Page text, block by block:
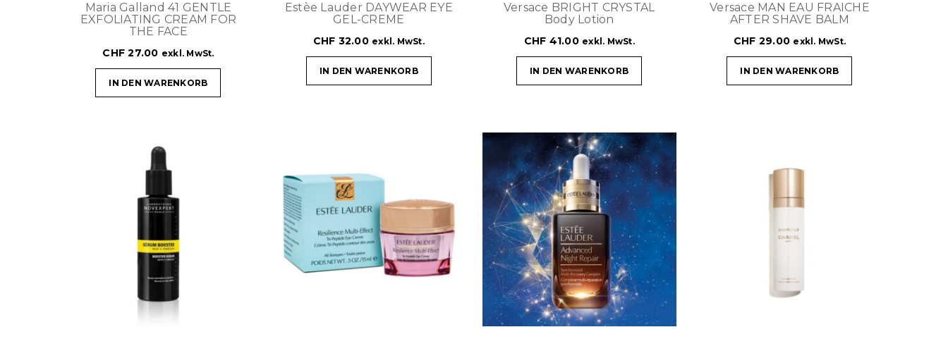
Maria Galland 41 GENTLE
EXFOLIATING CREAM FOR
THE FACE
CHF 27.00 exkl. MwSt.
IN DEN WARENKORB
Estèe Lauder DAYWEAR EYE
GEL-CREME
CHF 32.00 exkl. MwSt.
IN DEN WARENKORB
Versace BRIGHT CRYSTAL
Body Lotion
CHF 41.00 exkl. MwSt.
IN DEN WARENKORB
Versace MAN EAU FRAICHE
AFTER SHAVE BALM
CHF 29.00 exkl. MwSt.
IN DEN WARENKORB